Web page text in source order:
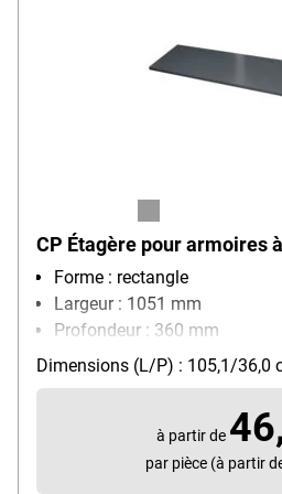
CP Étagère pour armoires
Forme : rectangle
Largeur : 1051 mm
Profondeur : 360 mm
Dimensions (L/P) : 105,1/36,0
à partir de 46,
par pièce (à partir